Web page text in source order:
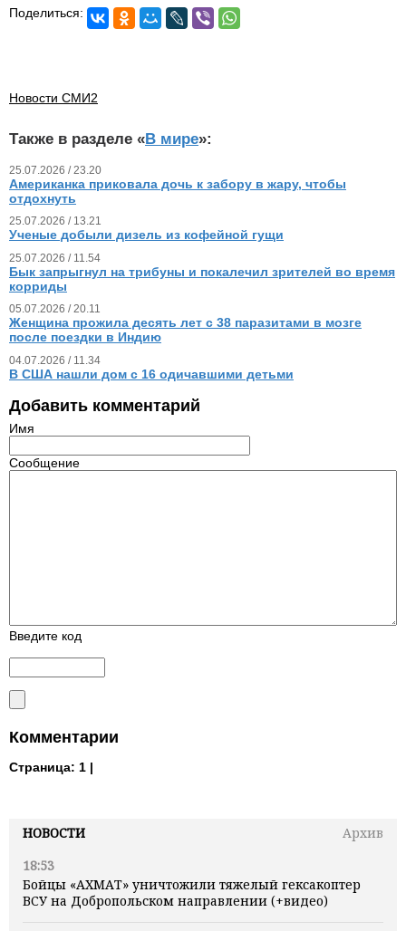
НОВОСТИ
Архив
18:53
Бойцы «АХМАТ» уничтожили тяжелый гексакоптер
ВСУ на Добропольском направлении (+видео)
Поделиться:
Новости СМИ2
Также в разделе «В мире»:
25.07.2026 / 23.20
Американка приковала дочь к забору в жару, чтобы
отдохнуть
25.07.2026 / 13.21
Ученые добыли дизель из кофейной гущи
25.07.2026 / 11.54
Бык запрыгнул на трибуны и покалечил зрителей во время
корриды
05.07.2026 / 20.11
Женщина прожила десять лет с 38 паразитами в мозге
после поездки в Индию
04.07.2026 / 11.34
В США нашли дом с 16 одичавшими детьми
Добавить комментарий
Имя
Сообщение
Введите код
Комментарии
Страница: 1 |